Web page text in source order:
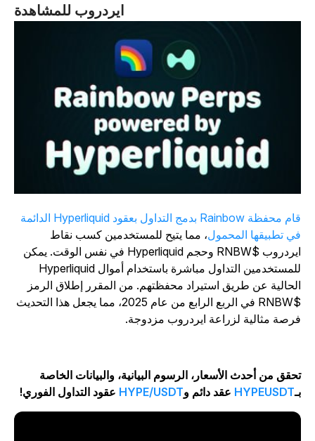
ايردروب للمشاهدة
قام محفظة Rainbow بدمج التداول بعقود Hyperliquid الدائمة
تطبيقها المحمول، مما يتيح للمستخدمين كسب نقاط
ايردروب $RNBW وحجم Hyperliquid في نفس الوقت. يمكن
للمستخدمين التداول مباشرة باستخدام أموال Hyperliquid
عن طريق استيراد محفظتهم. من المقرر إطلاق الرمز
$RNBW في الربع الرابع من عام 2025، مما يجعل هذا التحديث
مثالية لزراعة ايردروب مزدوجة.
من أحدث الأسعار، الرسوم البيانية، والبيانات الخاصة
HYPEUSDTعقد دائم وHYPE/USDTعقود التداول الفوري!